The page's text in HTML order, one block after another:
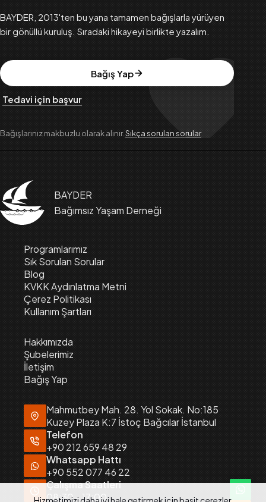
BAYDER, 2013'ten bu yana tamamen bağışlarla yürüyen
bir gönüllü kuruluş. Sıradaki hikayeyi birlikte yazalım.
Bağış Yap
Tedavi için başvur
Bağışlarınız makbuzlu olarak alınır.Sıkça sorulan sorular
BAYDER
Bağımsız Yaşam Derneği
Programlarımız
Sık Sorulan Sorular
Blog
KVKK Aydınlatma Metni
Çerez Politikası
Kullanım Şartları
Hakkımızda
Şubelerimiz
İletişim
Bağış Yap
Mahmutbey Mah. 28. Yol Sokak. No:185
Kuzey Plaza K:7 İstoç Bağcılar İstanbul
Telefon
+90 212 659 48 29
Whatsapp Hattı
+90 552 077 46 22
Çalışma Saatleri
08:30 - 17:00